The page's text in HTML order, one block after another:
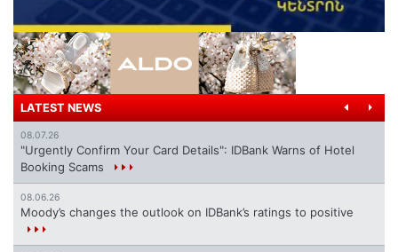
LATEST NEWS
08.07.26
"Urgently Confirm Your Card Details": IDBank Warns of Hotel
Booking Scams
08.06.26
Moody’s changes the outlook on IDBank’s ratings to positive